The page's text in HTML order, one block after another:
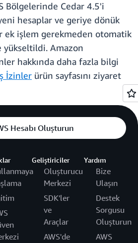
Bölgelerinde Cedar 4.5'i
hesaplar ve geriye dönük
ek işlem gerekmeden otomatik
yükseltildi. Amazon
hakkında daha fazla bilgi
İzinler ürün sayfasını ziyaret
Hesabı Oluşturun
Geliştiriciler
Oluşturucu
Merkezi
SDK'ler
ve
Araçlar
AWS'de
Yardım
Bize
Ulaşın
Destek
Sorgusu
Oluşturun
AWS